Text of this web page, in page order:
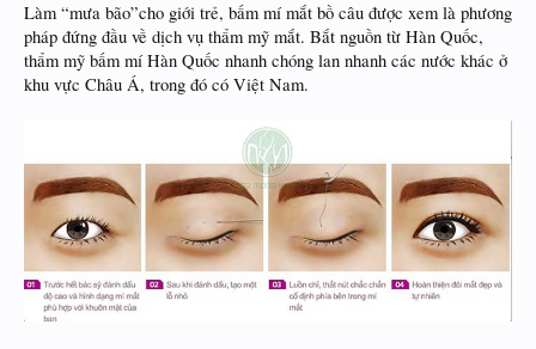
Làm “mưa bão”cho giới trẻ, bấm mí mắt bồ câu được xem là phương
pháp đứng đầu về dịch vụ thẩm mỹ mắt. Bắt nguồn từ Hàn Quốc,
thẩm mỹ bấm mí Hàn Quốc nhanh chóng lan nhanh các nước khác ở
khu vực Châu Á, trong đó có Việt Nam.